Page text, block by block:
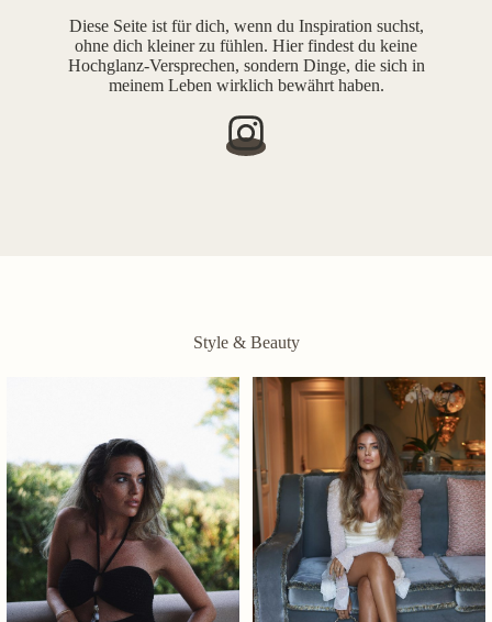
Diese Seite ist für dich, wenn du Inspiration suchst,
ohne dich kleiner zu fühlen. Hier findest du keine
Hochglanz-Versprechen, sondern Dinge, die sich in
meinem Leben wirklich bewährt haben.
Style & Beauty